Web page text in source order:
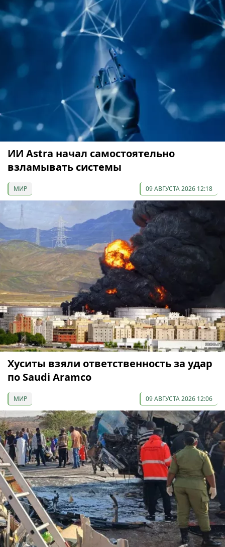
ИИ Astra начал самостоятельно
взламывать системы
МИР 09 АВГУСТА 2026 12:18
Хуситы взяли ответственность за удар
по Saudi Aramco
МИР 09 АВГУСТА 2026 12:06